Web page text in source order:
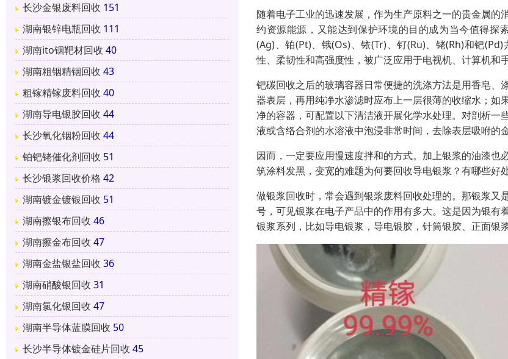
长沙金银废料回收 151
湖南银锌电瓶回收 111
湖南ito铟靶材回收 40
湖南粗铟精铟回收 43
粗镓精镓废料回收 40
湖南导电银胶回收 44
长沙氧化铟粉回收 44
铂钯铑催化剂回收 51
长沙银浆回收价格 42
湖南镀金镀银回收 51
湖南擦银布回收 46
湖南擦金布回收 47
湖南金盐银盐回收 36
湖南硝酸银回收 31
湖南氯化银回收 47
湖南半导体蓝膜回收 50
长沙半导体镀金硅片回收 45
随着电子工业的迅速发展，作为生产原料之一的贵金属
约资源能源，又能达到保护环境的目的成为当今值得探
(Ag)、铂(Pt)、锇(Os)、铱(Tr)、钌(Ru)、铑(Rh)和钯
性、柔韧性和高强度性，被广泛应用于电视机、计算机和
钯碳回收之后的玻璃容器日常便捷的洗涤方法是用香皂
器表层，再用纯净水渗滤时应布上一层很薄的收缩水；
净的容器，可配置以下清洁液开展化学水处理。对剖析
液或含络合剂的水溶液中泡浸非常时间，去除表层吸咐的
因而，一定要应用慢速度拌和的方式。加上银浆的油漆
筑涂料发黑，变宽的难题为何要回收导电银浆？有哪些好
做银浆回收时，常会遇到银浆废料回收处理的。那银浆
号，可见银浆在电子产品中的作用有多大。这是因为银
银浆系列，比如导电银浆，导电银胶，针筒银胶、正面银